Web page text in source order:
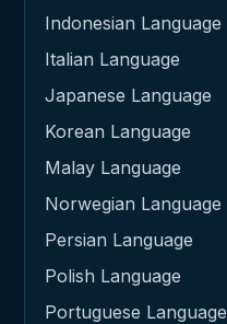
Indonesian Language
Italian Language
Japanese Language
Korean Language
Malay Language
Norwegian Language
Persian Language
Polish Language
Portuguese Language